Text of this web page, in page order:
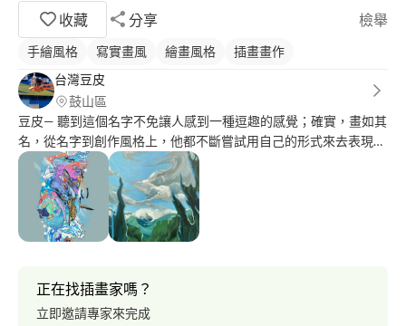
收藏
分享 檢舉
手繪風格 寫實畫風 繪畫風格
插畫畫作
台灣豆皮
鼓山區
豆皮— 聽到這個名字不免讓人感到一種逗趣的感覺；確實，畫如其
名，從名字到創作風格上，他都不斷嘗試用自己的形式來去表現，
在沒有正規的藝術背景下，他不斷追求進步。以個人壁畫創作為
主，並在同時不斷追求個人作品的精進。用跳脫常軌的方式去追求
屬於自己的藝術價值。豆皮擅於運用寫意風格進行創作；忽略藝術
形象的外在逼真性，而強調其內在精神表現的藝術創作手法，從平
面小插圖到整棟建築的彩繪都是他創作的範疇。若有商業合作需求
正在找插畫家嗎？
立即邀請專家來完成